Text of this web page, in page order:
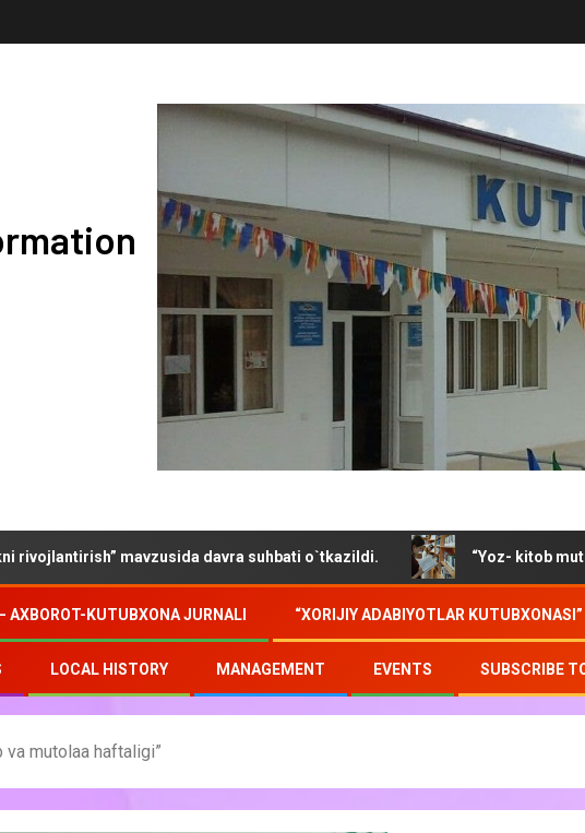
mavzusida davra suhbati o`tkazildi. “Yoz- kitob mutola qilib soz
AXBOROT-KUTUBXONA JURNALI “XORIJIY ADABIYOTLAR KUTUBXONASI”
LOCAL HISTORY MANAGEMENT EVENTS SUBSCRIBE
va mutolaa haftaligi”